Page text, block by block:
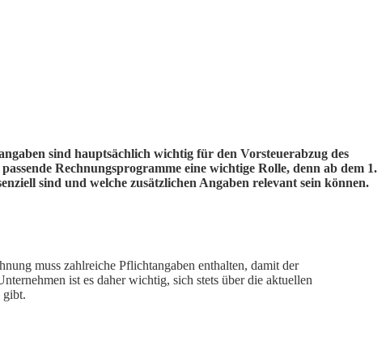
sind hauptsächlich wichtig für den Vorsteuerabzug des
Rechnungsprogramme eine wichtige Rolle, denn ab dem 1.
sind und welche zusätzlichen Angaben relevant sein können.
muss zahlreiche Pflichtangaben enthalten, damit der
ist es daher wichtig, sich stets über die aktuellen
gibt.